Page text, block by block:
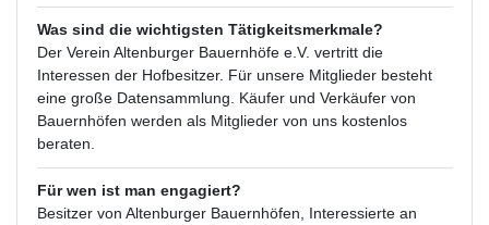
Was sind die wichtigsten Tätigkeitsmerkmale?
Der Verein Altenburger Bauernhöfe e.V. vertritt die
Interessen der Hofbesitzer. Für unsere Mitglieder besteht
eine große Datensammlung. Käufer und Verkäufer von
Bauernhöfen werden als Mitglieder von uns kostenlos
beraten.
Für wen ist man engagiert?
Besitzer von Altenburger Bauernhöfen, Interessierte an